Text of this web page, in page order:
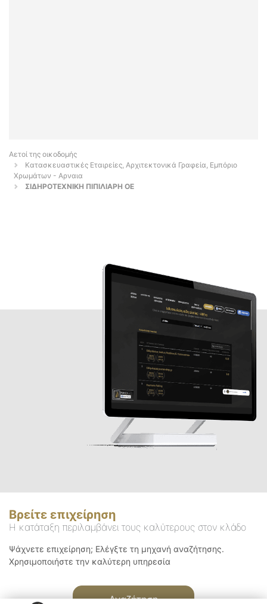
Αετοί της οικοδομής
Κατασκευαστικές Εταιρείες, Αρχιτεκτονικά Γραφεία, Εμπόριο
Χρωμάτων - Αρναια
ΣΙΔΗΡΟΤΕΧΝΙΚΗ ΠΙΠΙΛΙΑΡΗ ΟΕ
Βρείτε επιχείρηση
Η κατάταξη περιλαμβάνει τους καλύτερους στον κλάδο
Ψάχνετε επιχείρηση; Ελέγξτε τη μηχανή αναζήτησης.
Χρησιμοποιήστε την καλύτερη υπηρεσία
Αναζήτηση